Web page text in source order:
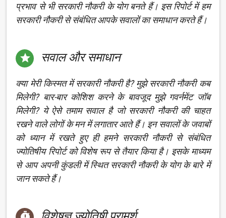
प्रभाव से भी सरकारी नौकरी के योग बनते हैं। इस रिपोर्ट में हम
सरकारी नौकरी से संबंधित आपके सवालों का समाधान करते हैं।
 सवाल और समाधान
क्या मेरी किस्मत में सरकारी नौकरी है? मुझे सरकारी नौकरी कब
मिलेगी? बार-बार कोशिश करने के बावजूद मुझे गवर्नमेंट जॉब
मिलेगी? ये ऐसे तमाम सवाल है जो सरकारी नौकरी की चाहत
रखने वाले लोगों के मन में लगातार आते हैं। इन सवालों के जवाबों
को ध्यान में रखते हुए ही हमने सरकारी नौकरी से संबंधित
ज्योतिषीय रिपोर्ट को विशेष रूप से तैयार किया है। इसके माध्यम
से आप अपनी कुंडली में स्थित सरकारी नौकरी के योग के बारे में
जान सकते हैं।